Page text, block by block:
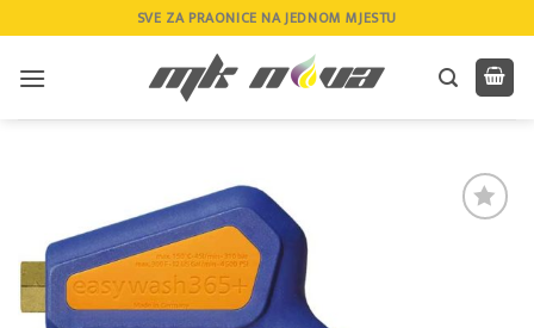
to
content
SVE ZA PRAONICE NA JEDNOM MJESTU